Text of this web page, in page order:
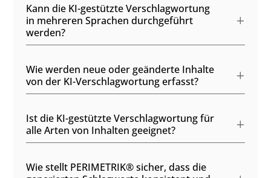
Kann die KI-gestützte Verschlagwortung
in mehreren Sprachen durchgeführt
werden?
Wie werden neue oder geänderte Inhalte
von der KI-Verschlagwortung erfasst?
Ist die KI-gestützte Verschlagwortung für
alle Arten von Inhalten geeignet?
Wie stellt PERIMETRIK® sicher, dass die